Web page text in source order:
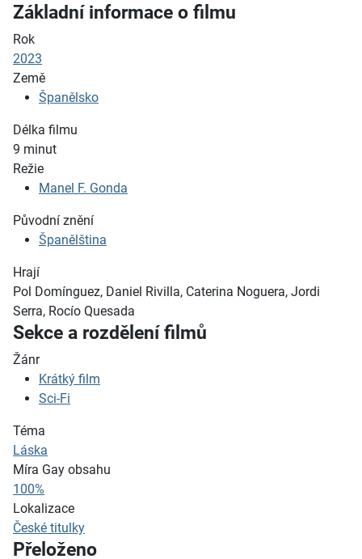
Základní informace o filmu
Rok
2023
Země
Španělsko
Délka filmu
9 minut
Režie
Manel F. Gonda
Původní znění
Španělština
Hrají
Pol Domínguez, Daniel Rivilla, Caterina Noguera, Jordi
Serra, Rocío Quesada
Sekce a rozdělení filmů
Žánr
Krátký film
Sci-Fi
Téma
Láska
Míra Gay obsahu
100%
Lokalizace
České titulky
Přeloženo